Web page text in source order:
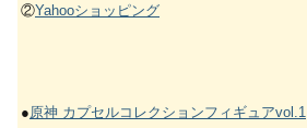
②Yahooショッピング
●原神 カプセルコレクションフィギュアvol.1